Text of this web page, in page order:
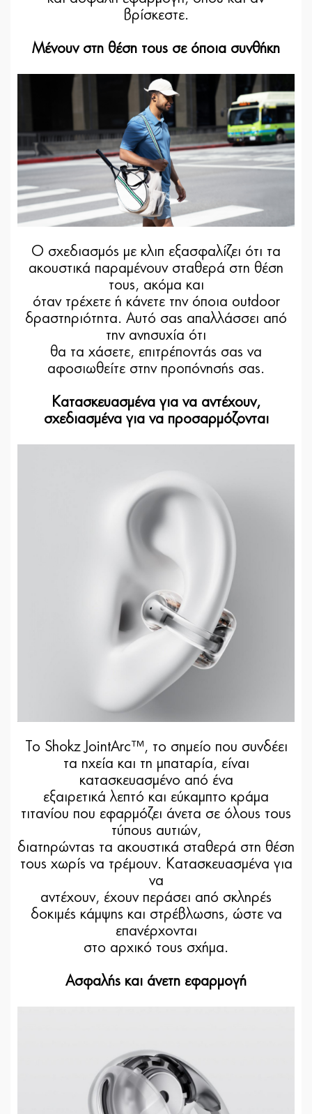
βρίσκεστε.
Μένουν στη θέση τους σε όποια συνθήκη
Ο σχεδιασμός με κλιπ εξασφαλίζει ότι τα
ακουστικά παραμένουν σταθερά στη θέση
τους, ακόμα και
όταν τρέχετε ή κάνετε την όποια outdoor
δραστηριότητα. Αυτό σας απαλλάσσει από
την ανησυχία ότι
θα τα χάσετε, επιτρέποντάς σας να
αφοσιωθείτε στην προπόνησής σας.
Κατασκευασμένα για να αντέχουν,
σχεδιασμένα για να προσαρμόζονται
Το Shokz JointArc™, το σημείο που συνδέει
τα ηχεία και τη μπαταρία, είναι
κατασκευασμένο από ένα
εξαιρετικά λεπτό και εύκαμπτο κράμα
τιτανίου που εφαρμόζει άνετα σε όλους τους
τύπους αυτιών,
διατηρώντας τα ακουστικά σταθερά στη θέση
τους χωρίς να τρέμουν. Κατασκευασμένα για
να
αντέχουν, έχουν περάσει από σκληρές
δοκιμές κάμψης και στρέβλωσης, ώστε να
επανέρχονται
στο αρχικό τους σχήμα.
Ασφαλής και άνετη εφαρμογή